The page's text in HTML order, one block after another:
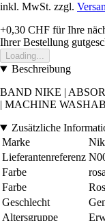
inkl. MwSt. zzgl.
+0,30 CHF für Ihre
Ihrer Bestellung
Loading...
Beschreibung
BAND NIKE |
| MACHINE
Zusätzliche
Marke
Lieferantenreferenz
Farbe
Farbe
Geschlecht
Altersgruppe